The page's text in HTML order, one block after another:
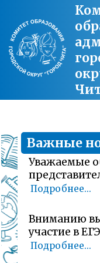
Важные
Уважаемые
Подробнее...
Вниманию
участие в
Подробнее...